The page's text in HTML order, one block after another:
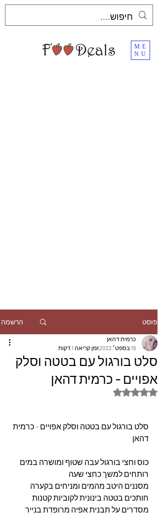
ME
NU
פוסט הרשמה
סלט בורגול עם בטטה וסלק
אפויים - כרמית דהאן
כרמית דהאן
19 בספט׳ 2022
זמן קריאה 1 דקות
דירוג של NaN מתוך 5 כוכבים
סלט בורגול עם בטטה וסלק אפויים - כרמית
דהאן
כוס וחצי בורגול עבה שטוף ומושרה במים
רותחים למשך כחצי שעה
מסננים היטב מהמים ומניחים בקערה
חותכים בטטה בינונית לקוביות קטנות
מסדרים על תבנית אפיה מרופדת בנייר